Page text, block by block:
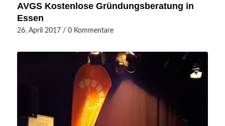
AVGS Kostenlose Gründungsberatung in
Essen
26. April 2017 / 0 Kommentare